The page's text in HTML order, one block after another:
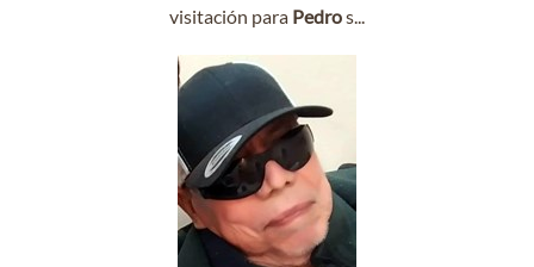
visitación para Pedros...